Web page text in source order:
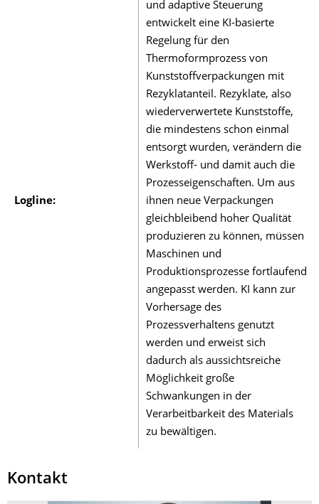
Logline:
und adaptive Steuerung
entwickelt eine KI-basierte
Regelung für den
Thermoformprozess von
Kunststoffverpackungen mit
Rezyklatanteil. Rezyklate, also
wiederverwertete Kunststoffe,
die mindestens schon einmal
entsorgt wurden, verändern die
Werkstoff- und damit auch die
Prozesseigenschaften. Um aus
ihnen neue Verpackungen
gleichbleibend hoher Qualität
produzieren zu können, müssen
Maschinen und
Produktionsprozesse fortlaufend
angepasst werden. KI kann zur
Vorhersage des
Prozessverhaltens genutzt
werden und erweist sich
dadurch als aussichtsreiche
Möglichkeit große
Schwankungen in der
Verarbeitbarkeit des Materials
zu bewältigen.
Kontakt